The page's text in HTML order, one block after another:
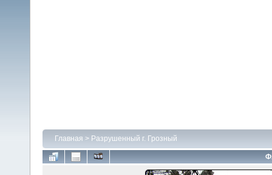
Главная > Разрушенный г. Грозный